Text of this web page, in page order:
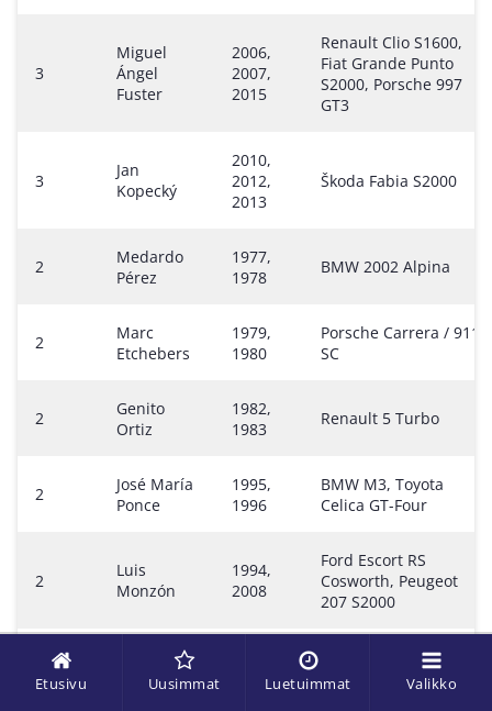
Etusivu Uusimmat Luetuimmat Valikko
3
Miguel
Ángel
Fuster
2006,
2007,
2015
Renault Clio S1600,
Fiat Grande Punto
S2000, Porsche 997
GT3
3
Jan
Kopecký
2010,
2012,
2013
Škoda Fabia S2000
2
Medardo
Pérez
1977,
1978
BMW 2002 Alpina
2
Marc
Etchebers
1979,
1980
Porsche Carrera / 911
SC
2
Genito
Ortiz
1982,
1983
Renault 5 Turbo
2
José María
Ponce
1995,
1996
BMW M3, Toyota
Celica GT-Four
2
Luis
Monzón
1994,
2008
Ford Escort RS
Cosworth, Peugeot
207 S2000
Bonato
2024
Citroën C3 Rally2